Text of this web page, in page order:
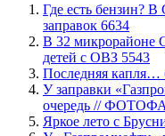
​Где есть бензин? В
заправок 6634
В 32 микрорайоне
детей с ОВЗ 5543
​Последняя капля…
​У заправки
очередь //
Яркое лето с